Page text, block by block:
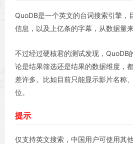
QuoDB是一个英文的台词搜索引擎，
信息，以及上亿条的字幕，从数据量
不过经过硬核君的测试发现，QuoDB
论是结果筛选还是结果的数据维度，
差许多。比如目前只能显示影片名称
位。
提示
仅支持英文搜索，中国用户可使用其